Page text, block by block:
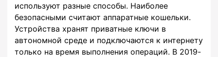
используют разные способы. Наиболее
безопасными считают аппаратные кошельки.
Устройства хранят приватные ключи в
автономной среде и подключаются к интернету
только на время выполнения операций. В 2019-